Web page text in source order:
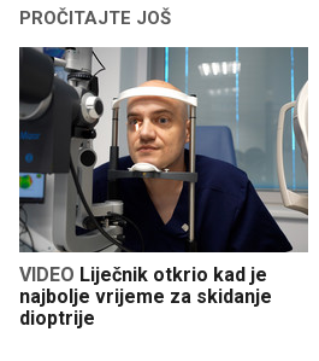
PROČITAJTE JOŠ
VIDEO
najbolje vrijeme za skidanje
dioptrije